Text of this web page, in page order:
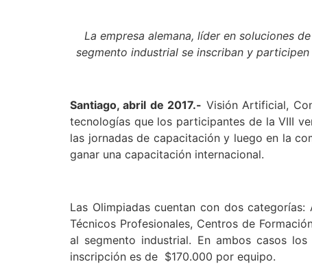
La empresa alemana, líder en soluciones
segmento industrial se inscriban y
Santiago, abril de 2017.- Visión Artificial,
tecnologías que los participantes de la VIII
las jornadas de capacitación y luego en la
ganar una capacitación internacional.
Las Olimpiadas cuentan con dos
Técnicos Profesionales, Centros de
al segmento industrial. En ambos casos
inscripción es de $170.000 por equipo.